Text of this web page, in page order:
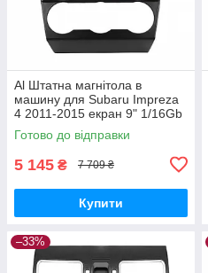
Al Штатна магнітола в
машину для Subaru Impreza
4 2011-2015 екран 9" 1/16Gb
Wi-Fi GPS Base
Готово до відправки
5 145 ₴ 7 709 ₴
Купити
–33%